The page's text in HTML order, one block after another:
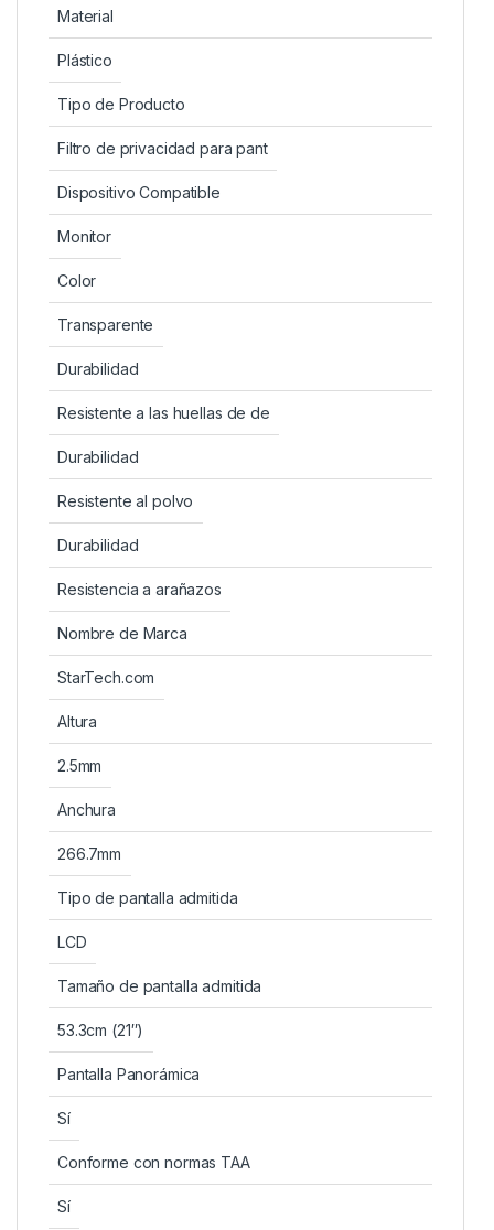
Material
Plástico
Tipo de Producto
Filtro de privacidad para pant
Dispositivo Compatible
Monitor
Color
Transparente
Durabilidad
Resistente a las huellas de de
Durabilidad
Resistente al polvo
Durabilidad
Resistencia a arañazos
Nombre de Marca
StarTech.com
Altura
2.5mm
Anchura
266.7mm
Tipo de pantalla admitida
LCD
Tamaño de pantalla admitida
53.3cm (21″)
Pantalla Panorámica
Sí
Conforme con normas TAA
Sí